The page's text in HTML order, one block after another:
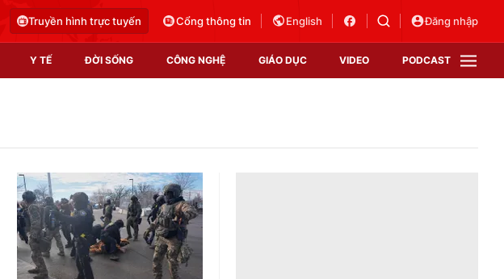
Truyền hình trực tuyến Cổng thông tin English Đăng nhập
Y TẾ ĐỜI SỐNG CÔNG NGHỆ GIÁO DỤC VIDEO PODCAST
Video
Shorts video
Podcast
VTV Sức khoẻ